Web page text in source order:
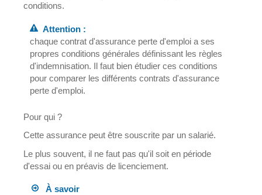
conditions.
Attention :
chaque contrat d'assurance perte d'emploi a ses
propres conditions générales définissant les règles
d'indemnisation. Il faut bien étudier ces conditions
pour comparer les différents contrats d'assurance
perte d'emploi.
Pour qui ?
Cette assurance peut être souscrite par un salarié.
Le plus souvent, il ne faut pas qu'il soit en période
d'essai ou en préavis de licenciement.
À savoir